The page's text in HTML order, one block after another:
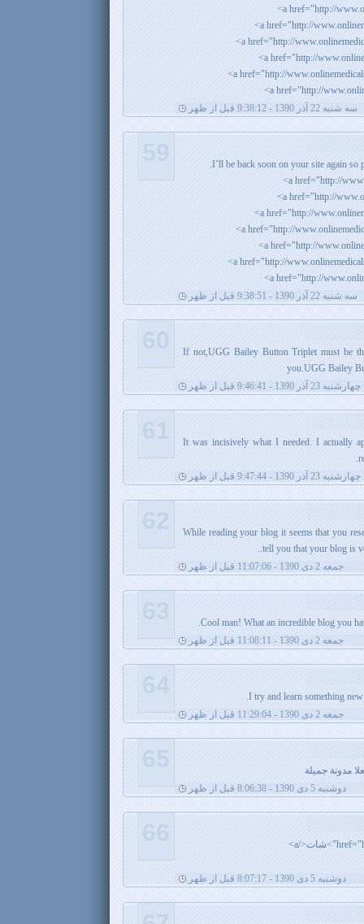
سه شنبه 22 آذر 1390 - 9:38:12 قبل از ظهر
I’ll be back soon on your site again so
سه شنبه 22 آذر 1390 - 9:38:51 قبل از ظهر
If not,UGG Bailey Button Triplet must be
you.UGG Bailey
چهارشنبه 23 آذر 1390 - 9:46:41 قبل از ظهر
It was incisively what I needed. I actually
چهارشنبه 23 آذر 1390 - 9:47:44 قبل از ظهر
While reading your blog it seems that you
tell you that your blog is
جمعه 2 دی 1390 - 11:07:06 قبل از ظهر
Cool man! What an incredible blog you
جمعه 2 دی 1390 - 11:08:11 قبل از ظهر
I try and learn something
جمعه 2 دی 1390 - 11:29:04 قبل از ظهر
مدونة جميلة
دوشنبه 5 دی 1390 - 8:06:38 قبل از ظهر
دوشنبه 5 دی 1390 - 8:07:17 قبل از ظهر